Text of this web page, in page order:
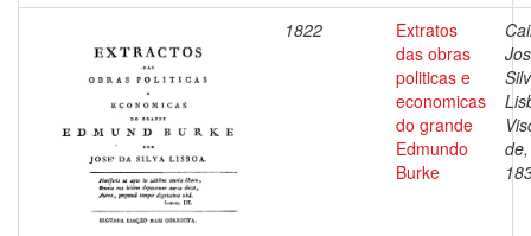
1822
Extratos
das obras
politicas e
economicas
do grande
Edmundo
Burke